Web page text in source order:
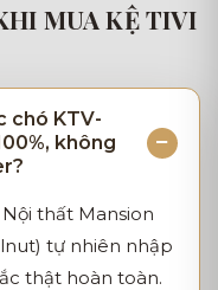
MUA KỆ TIVI
chó KTV-
không
thất Mansion
tự nhiên nhập
thật hoàn toàn.